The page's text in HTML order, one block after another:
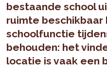
bestaande school
ruimte beschikbaar
schoolfunctie
behouden: het
locatie is vaak een